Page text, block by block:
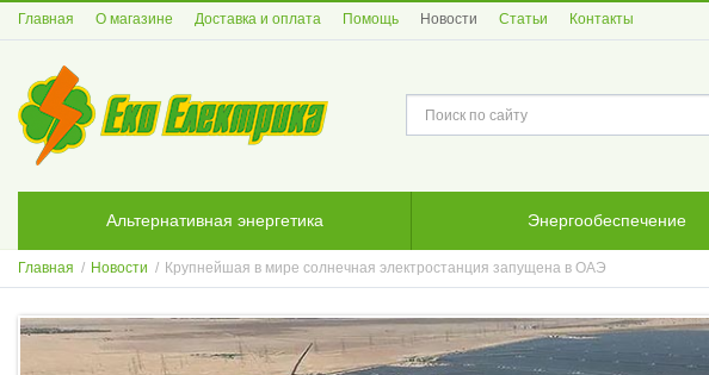
Главная О магазине Доставка и оплата Помощь Новости Статьи Контакты
Альтернативная энергетика Энергообеспечение
Главная / Новости / ​Крупнейшая в мире солнечная электростанция запущена в ОАЭ